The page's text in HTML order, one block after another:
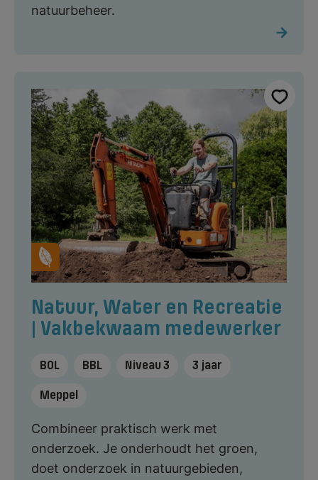
natuurbeheer.
Natuur, Water en Recreatie
| Vakbekwaam medewerker
BOL BBL Niveau 3 3 jaar
Meppel
Combineer praktisch werk met
onderzoek. Je onderhoudt het groen,
doet onderzoek in natuurgebieden,